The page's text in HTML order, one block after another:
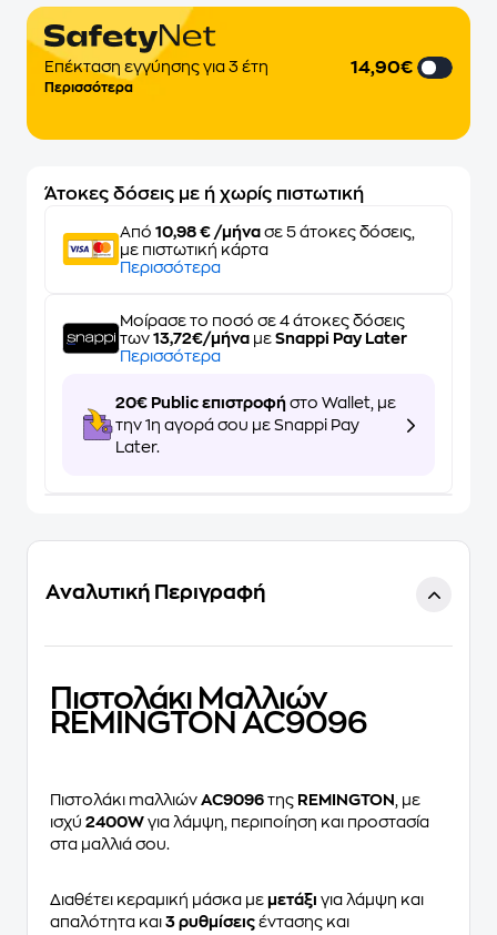
Επέκταση εγγύησης για 3 έτη
Περισσότερα
14,90€
Άτοκες δόσεις με ή χωρίς πιστωτική
Από 10,98 € /μήνα σε 5 άτοκες δόσεις,
με πιστωτική κάρτα
Περισσότερα
Μοίρασε το ποσό σε 4 άτοκες δόσεις
των 13,72€/μήνα με Snappi Pay Later
Περισσότερα
20€ Public επιστροφή στο Wallet, με
την 1η αγορά σου με Snappi Pay
Later.
Αναλυτική Περιγραφή
Πιστολάκι Μαλλιών
REMINGTON AC9096
Πιστολάκι mαλλιών AC9096 της REMINGTON
, με
ισχύ 2400W για λάμψη, περιποίηση και προστασία
στα μαλλιά σου.
Διαθέτει κεραμική μάσκα με μετάξι για λάμψη και
απαλότητα και 3 ρυθμίσεις έντασης και